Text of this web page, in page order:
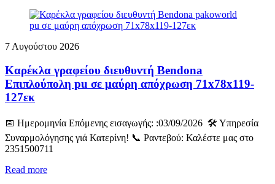
7 Αυγούστου 2026
Καρέκλα γραφείου διευθυντή Bendona
Επιπλούπολη pu σε μαύρη απόχρωση 71x78x119-
127εκ
📅 Ημερομηνία Επόμενης εισαγωγής: :03/09/2026 🛠️ Υπηρεσία
Συναρμολόγησης γιά Κατερίνη! 📞 Ραντεβού: Καλέστε μας στο
2351500711
Read more